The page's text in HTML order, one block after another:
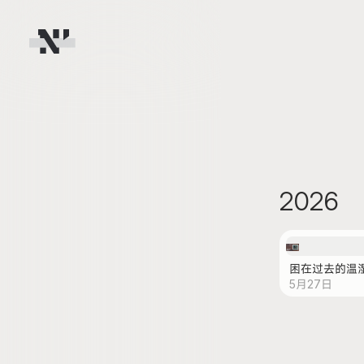
2026
困在过去的温
5月27日